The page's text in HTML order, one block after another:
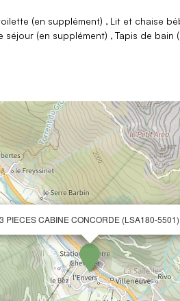
(en supplément) Lit et chaise
séjour (en supplément) Tapis de bain
3 PIECES CABINE CONCORDE (LSA180-5501)